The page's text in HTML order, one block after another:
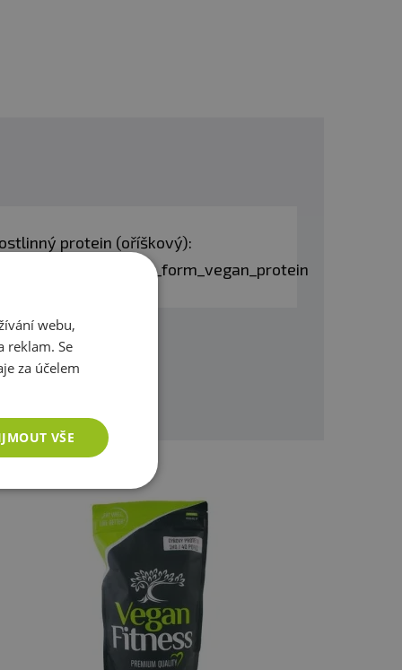
případné škody vzniklé
protein (oříškový):
bilkoviny/pure_form_vegan_protein
webu,
reklam. Se
za účelem
VŠE